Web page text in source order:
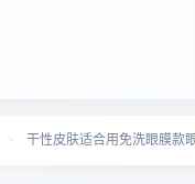
> 干性皮肤适合用免洗眼膜款